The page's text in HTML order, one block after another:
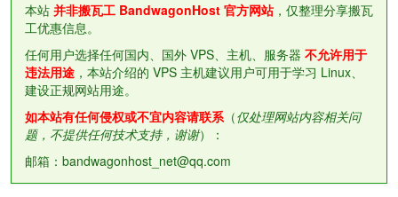
本站 并非搬瓦工 BandwagonHost 官方网站，仅整理分享搬瓦
工优惠信息。
任何用户选择任何国内、国外 VPS、主机、服务器 不允许用于
违法用途 ，本站介绍的 VPS 主机建议用户可用于学习 Linux、
建设正规网站用途。
如本站有任何侵权或不宜内容请联系（仅处理网站内容相关问
题，不提供任何技术支持，谢谢）：
邮箱：bandwagonhost_net@qq.com